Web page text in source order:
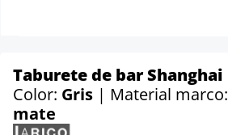
Taburete de bar Shanghai
Color: Gris | Material marco:
mate